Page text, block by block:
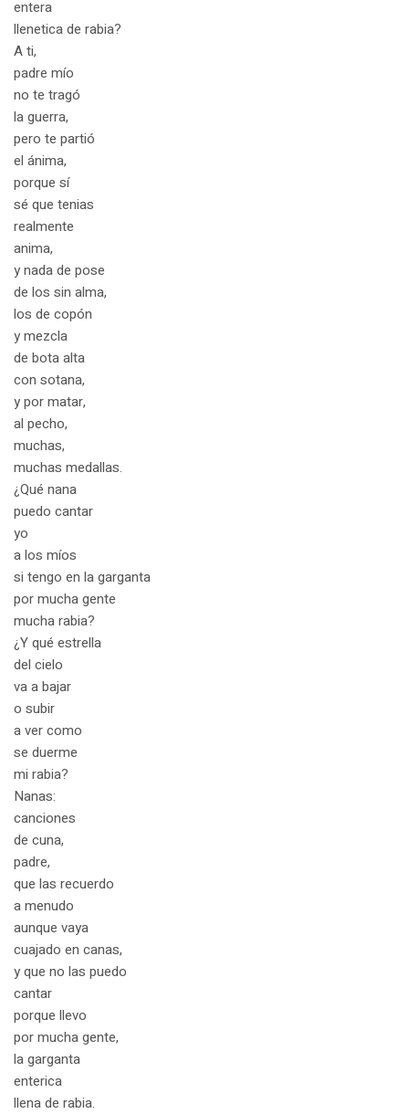
entera
llenetica de rabia?
A ti,
padre mío
no te tragó
la guerra,
pero te partió
el ánima,
porque sí
sé que tenias
realmente
anima,
y nada de pose
de los sin alma,
los de copón
y mezcla
de bota alta
con sotana,
y por matar,
al pecho,
muchas,
muchas medallas.
¿Qué nana
puedo cantar
yo
a los míos
si tengo en la garganta
por mucha gente
mucha rabia?
¿Y qué estrella
del cielo
va a bajar
o subir
a ver como
se duerme
mi rabia?
Nanas:
canciones
de cuna,
padre,
que las recuerdo
a menudo
aunque vaya
cuajado en canas,
y que no las puedo
cantar
porque llevo
por mucha gente,
la garganta
enterica
llena de rabia.